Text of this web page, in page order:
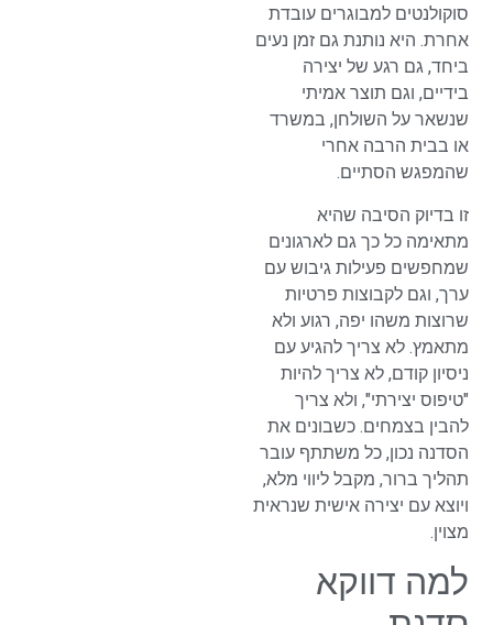
סוקולנטים למבוגרים עובדת
אחרת. היא נותנת גם זמן נעים
ביחד, גם רגע של יצירה
בידיים, וגם תוצר אמיתי
שנשאר על השולחן, במשרד
או בבית הרבה אחרי
שהמפגש הסתיים.
זו בדיוק הסיבה שהיא
מתאימה כל כך גם לארגונים
שמחפשים פעילות גיבוש עם
ערך, וגם לקבוצות פרטיות
שרוצות משהו יפה, רגוע ולא
מתאמץ. לא צריך להגיע עם
ניסיון קודם, לא צריך להיות
"טיפוס יצירתי", ולא צריך
להבין בצמחים. כשבונים את
הסדנה נכון, כל משתתף עובר
תהליך ברור, מקבל ליווי מלא,
ויוצא עם יצירה אישית שנראית
מצוין.
למה דווקא